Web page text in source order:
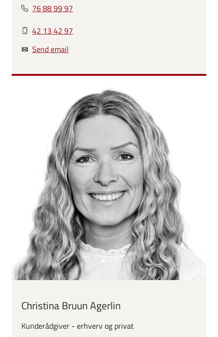
76 88 99 97
42 13 42 97
Send email
Christina Bruun Agerlin
Kunderådgiver - erhverv og privat